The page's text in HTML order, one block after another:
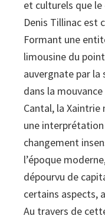
et culturels que le
Denis Tillinac est
Formant une
limousine du
auvergnate par
dans la
Cantal, la Xaintrie
une
changement
l’époque
dépourvu de
certains aspects,
Au travers de